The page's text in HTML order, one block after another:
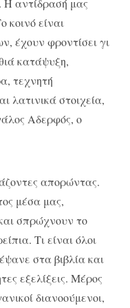
Η αντίδρασή μας
κοινό είναι
έχουν φροντίσει γι
κατάψυξη,
τεχνητή
λατινικά στοιχεία,
Αδερφός, ο
απορώντας.
μέσα μας,
σπρώχνουν το
Τι είναι όλοι
στα βιβλία και
εξελίξεις. Μέρος
διανοούμενοι,